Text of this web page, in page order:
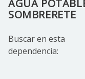
AGUA
SOMBRERETE
Buscar en esta
dependencia: